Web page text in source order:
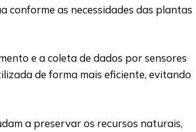
conforme as necessidades das plantas
e a coleta de dados por sensores
de forma mais eficiente, evitando
a preservar os recursos naturais,